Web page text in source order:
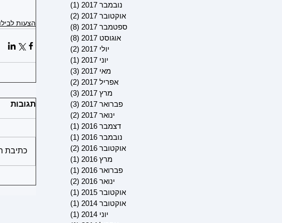
הצעות
תגובות
כתיבת
נובמבר 2017
(1)
אוקטובר 2017
(2)
ספטמבר 2017
(8)
אוגוסט 2017
(8)
יולי 2017
(2)
יוני 2017
(1)
מאי 2017
(3)
אפריל 2017
(2)
מרץ 2017
(3)
פברואר 2017
(3)
ינואר 2017
(2)
דצמבר 2016
(1)
נובמבר 2016
(1)
אוקטובר 2016
(2)
מרץ 2016
(1)
פברואר 2016
(1)
ינואר 2016
(2)
אוקטובר 2015
(1)
אוקטובר 2014
(1)
יוני 2014
(1)